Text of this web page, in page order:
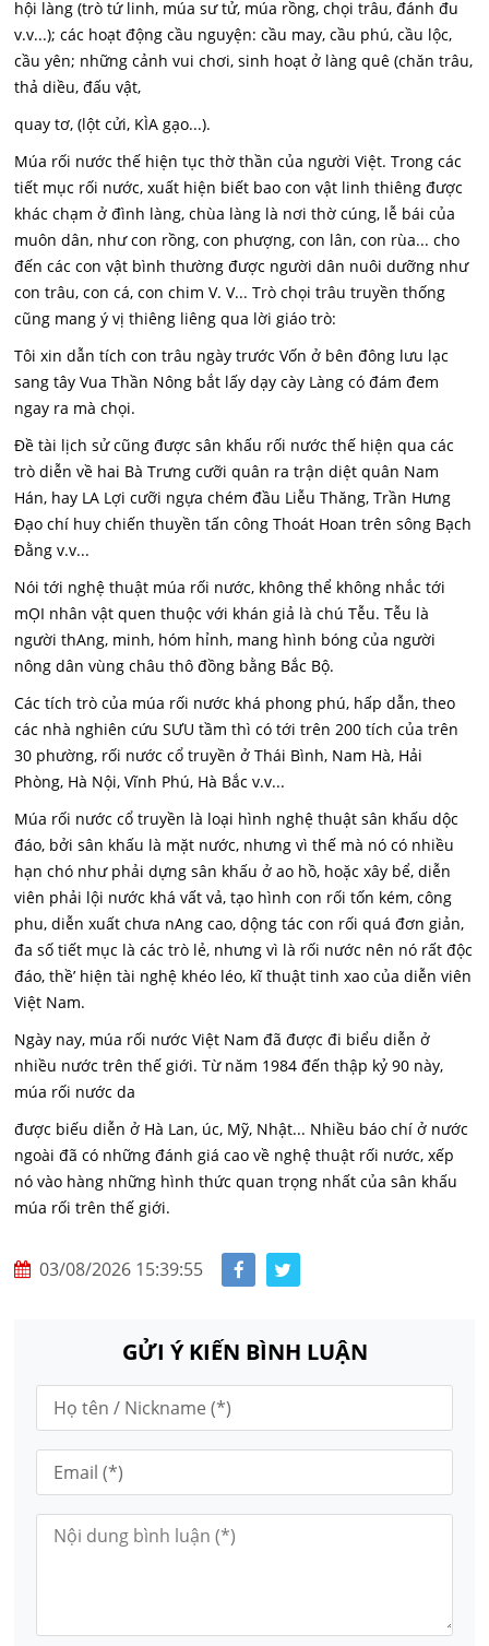
hội làng (trò tứ linh, múa sư tử, múa rồng, chọi trâu, đánh đu
v.v...); các hoạt động cầu nguyện: cầu may, cầu phú, cầu lộc,
cầu yên; những cảnh vui chơi, sinh hoạt ở làng quê (chăn trâu,
thả diều, đấu vật,
quay tơ, (lột cửi, KÌA gạo...).
Múa rối nước thế hiện tục thờ thần của người Việt. Trong các
tiết mục rối nước, xuất hiện biết bao con vật linh thiêng được
khác chạm ở đình làng, chùa làng là nơi thờ cúng, lễ bái của
muôn dân, như con rồng, con phượng, con lân, con rùa... cho
đến các con vật bình thường được người dân nuôi dưỡng như
con trâu, con cá, con chim V. V... Trò chọi trâu truyền thống
cũng mang ý vị thiêng liêng qua lời giáo trò:
Tôi xin dẫn tích con trâu ngày trước Vốn ở bên đông lưu lạc
sang tây Vua Thần Nông bắt lấy dạy cày Làng có đám đem
ngay ra mà chọi.
Đề tài lịch sử cũng được sân khấu rối nước thế hiện qua các
trò diễn về hai Bà Trưng cưỡi quân ra trận diệt quân Nam
Hán, hay LA Lợi cưỡi ngựa chém đầu Liễu Thăng, Trần Hưng
Đạo chí huy chiến thuyền tấn công Thoát Hoan trên sông Bạch
Đằng v.v...
Nói tới nghệ thuật múa rối nước, không thể không nhắc tới
mỌI nhân vật quen thuộc với khán giả là chú Tễu. Tễu là
người thAng, minh, hóm hỉnh, mang hình bóng của người
nông dân vùng châu thô đồng bằng Bắc Bộ.
Các tích trò của múa rối nước khá phong phú, hấp dẫn, theo
các nhà nghiên cứu SƯU tầm thì có tới trên 200 tích của trên
30 phường, rối nước cổ truyền ở Thái Bình, Nam Hà, Hải
Phòng, Hà Nội, Vĩnh Phú, Hà Bắc v.v...
Múa rối nước cổ truyền là loại hình nghệ thuật sân khấu dộc
đáo, bởi sân khấu là mặt nước, nhưng vì thế mà nó có nhiều
hạn chó như phải dựng sân khấu ở ao hồ, hoặc xây bể, diễn
viên phải lội nước khá vất vả, tạo hình con rối tốn kém, công
phu, diễn xuất chưa nAng cao, dộng tác con rối quá đơn giản,
đa số tiết mục là các trò lẻ, nhưng vì là rối nước nên nó rất độc
đáo, thề’ hiện tài nghệ khéo léo, kĩ thuật tinh xao của diễn viên
Việt Nam.
Ngày nay, múa rối nước Việt Nam đã được đi biểu diễn ở
nhiều nước trên thế giới. Từ năm 1984 đến thập kỷ 90 này,
múa rối nước da
được biếu diễn ở Hà Lan, úc, Mỹ, Nhật... Nhiều báo chí ở nước
ngoài đã có những đánh giá cao về nghệ thuật rối nước, xếp
nó vào hàng những hình thức quan trọng nhất của sân khấu
múa rối trên thế giới.
03/08/2026 15:39:55
GỬI Ý KIẾN BÌNH LUẬN